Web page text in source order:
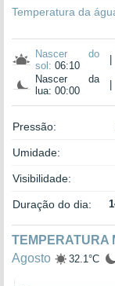
Temperatura da
Nascer do
sol: 06:10
Nascer da
lua: 00:00
Pressão:
Umidade:
Visibilidade:
Duração do dia:
TEMPERATURA
Agosto
32.1°C